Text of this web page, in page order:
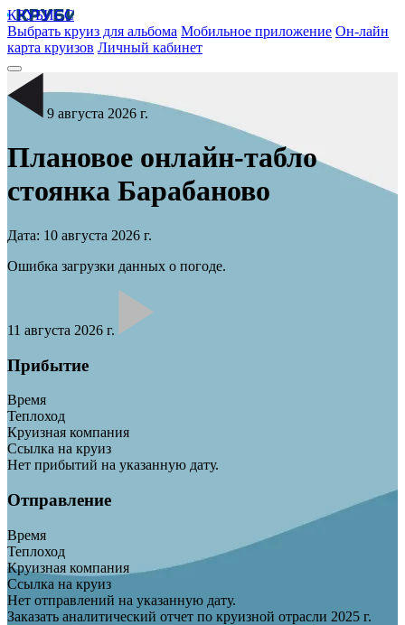
КРУБИСС
Выбрать круиз для альбома Мобильное приложение Он-лайн
карта круизов Личный кабинет
9 августа 2026 г.
Плановое онлайн-табло
стоянка Барабаново
Дата: 10 августа 2026 г.
Ошибка загрузки данных о погоде.
11 августа 2026 г.
Прибытие
Время
Теплоход
Круизная компания
Ссылка на круиз
Нет прибытий на указанную дату.
Отправление
Время
Теплоход
Круизная компания
Ссылка на круиз
Нет отправлений на указанную дату.
Заказать аналитический отчет по круизной отрасли 2025 г.